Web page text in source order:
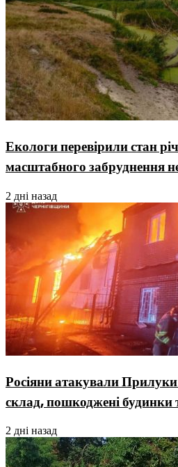
Екологи перевірили стан
масштабного забруднення
2 дні назад
Росіяни атакували
склад, пошкоджені будинки
2 дні назад